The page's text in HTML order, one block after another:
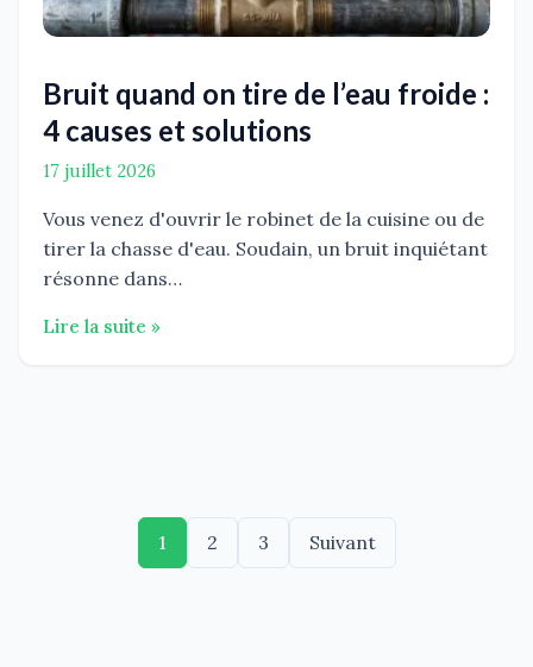
Bruit quand on tire de l’eau froide :
4 causes et solutions
17 juillet 2026
Vous venez d'ouvrir le robinet de la cuisine ou de
tirer la chasse d'eau. Soudain, un bruit inquiétant
résonne dans…
Lire la suite »
Pagination
1 2 3 Suivant